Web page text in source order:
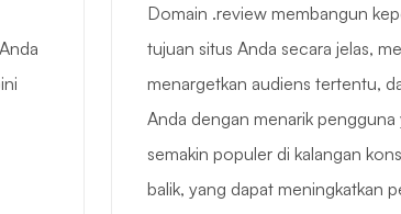
Domain .review membangun
tujuan situs Anda secara jelas,
menargetkan audiens tertentu,
Anda dengan menarik
semakin populer di kalangan
balik, yang dapat meningkatkan